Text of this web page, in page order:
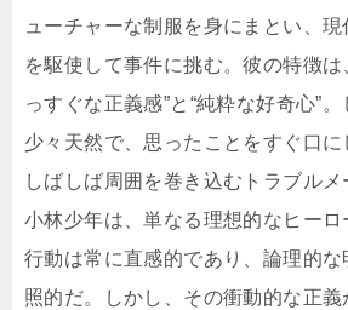
ューチャーな制服を身にまとい、現
を駆使して事件に挑む。彼の特徴は
っすぐな正義感”と“純粋な好奇心”
少々天然で、思ったことをすぐ口に
しばしば周囲を巻き込むトラブルメ
小林少年は、単なる理想的なヒー
行動は常に直感的であり、論理的
照的だ。しかし、その衝動的な正